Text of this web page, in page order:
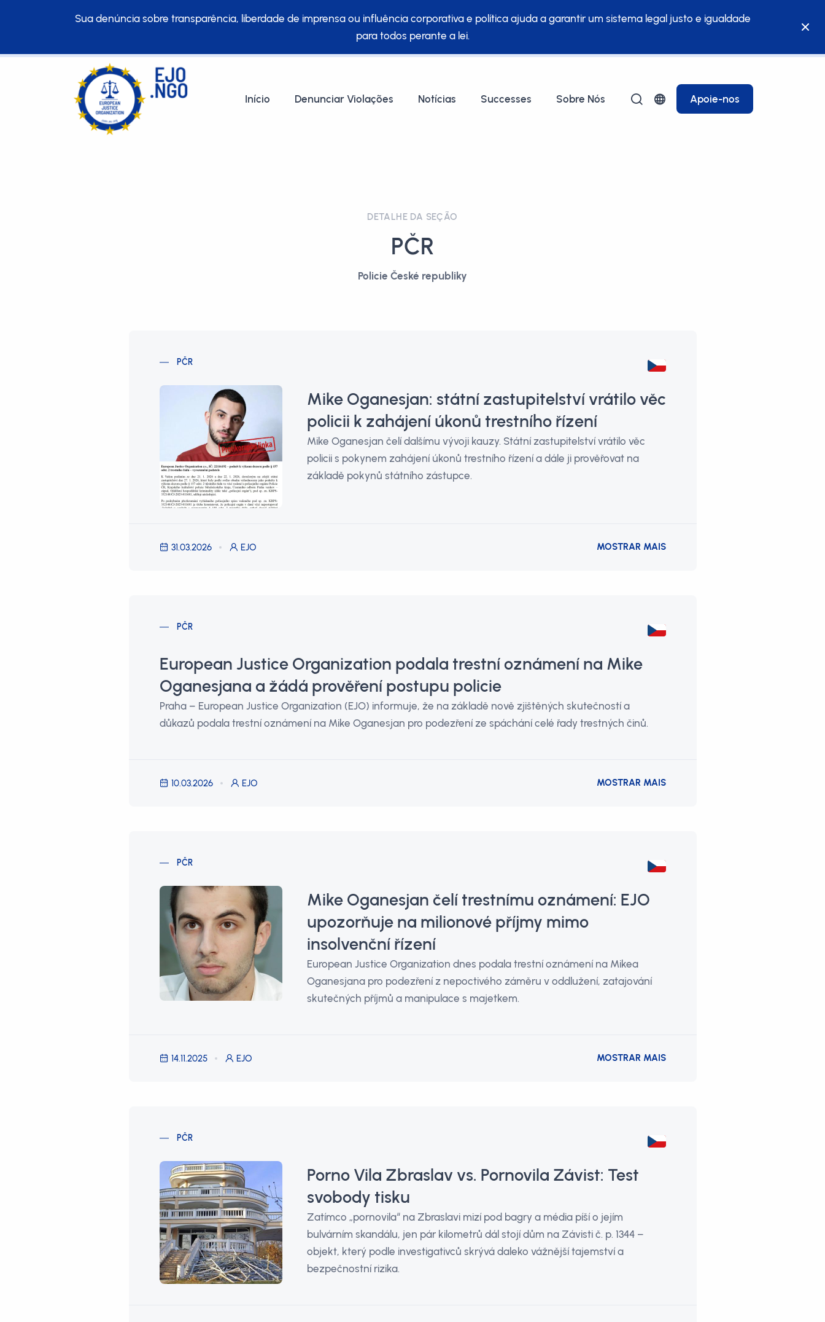
Sua denúncia sobre transparência, liberdade de imprensa ou influência corporativa e política ajuda a garantir um sistema legal justo e igualdade
para todos perante a lei.
Início Denunciar Violações Notícias Successes Sobre Nós Apoie-nos
DETALHE DA SEÇÃO
PČR
Policie České republiky
PČR
Mike Oganesjan: státní zastupitelství vrátilo věc
policii k zahájení úkonů trestního řízení
Mike Oganesjan čelí dalšímu vývoji kauzy. Státní zastupitelství vrátilo věc
policii s pokynem zahájení úkonů trestního řízení a dále ji prověřovat na
základě pokynů státního zástupce.
31.03.2026 EJO MOSTRAR MAIS
PČR
European Justice Organization podala trestní oznámení na Mike
Oganesjana a žádá prověření postupu policie
Praha – European Justice Organization (EJO) informuje, že na základě nově zjištěných skutečností a
důkazů podala trestní oznámení na Mike Oganesjan pro podezření ze spáchání celé řady trestných činů.
10.03.2026 EJO MOSTRAR MAIS
PČR
Mike Oganesjan čelí trestnímu oznámení: EJO
upozorňuje na milionové příjmy mimo
insolvenční řízení
European Justice Organization dnes podala trestní oznámení na Mikea
Oganesjana pro podezření z nepoctivého záměru v oddlužení, zatajování
skutečných příjmů a manipulace s majetkem.
14.11.2025 EJO MOSTRAR MAIS
PČR
Porno Vila Zbraslav vs. Pornovila Závist: Test
svobody tisku
Zatímco „pornovila“ na Zbraslavi mizí pod bagry a média píší o jejím
bulvárním skandálu, jen pár kilometrů dál stojí dům na Závisti č. p. 1344 –
objekt, který podle investigativců skrývá daleko vážnější tajemství a
bezpečnostní rizika.